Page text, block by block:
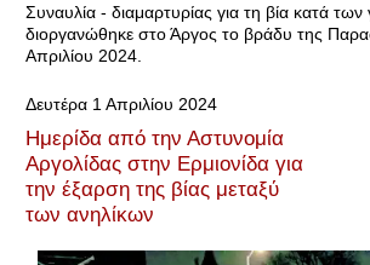
Συναυλία - διαμαρτυρίας για τη βία κατά των
διοργανώθηκε στο Άργος το βράδυ της
Απριλίου 2024.
Δευτέρα 1 Απριλίου 2024
Ημερίδα από την Αστυνομία
Αργολίδας στην Ερμιονίδα για
την έξαρση της βίας μεταξύ
των ανηλίκων